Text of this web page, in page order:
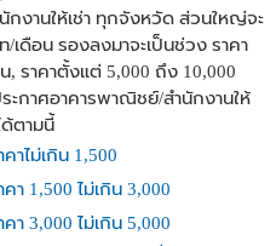
กงานให้เช่า ทุกจังหวัด ส่วนใหญ่จะ
เดือน รองลงมาจะเป็นช่วง ราคา
, ราคาตั้งแต่ 5,000 ถึง 10,000
ะกาศอาคารพาณิชย์/สำนักงานให้
ด้ตามนี้
าไม่เกิน 1,500
า 1,500 ไม่เกิน 3,000
า 3,000 ไม่เกิน 5,000